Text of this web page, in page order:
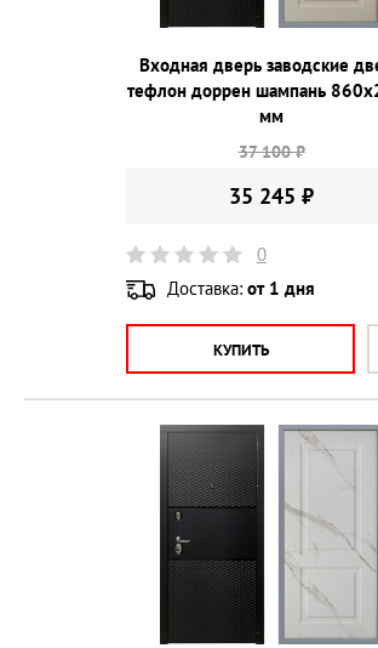
Входная дверь заводские
тефлон доррен шампань
мм
37 100 ₽
35 245 ₽
0
Доставка: от 1 дня
КУПИТЬ